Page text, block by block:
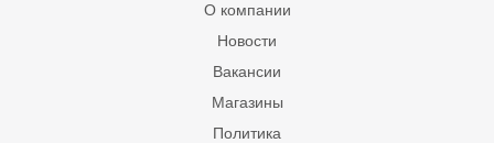
О компании
Новости
Вакансии
Магазины
Политика